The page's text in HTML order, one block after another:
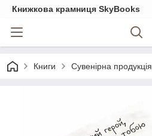
Книжкова крамниця SkyBooks
Книги Сувенірна продукція